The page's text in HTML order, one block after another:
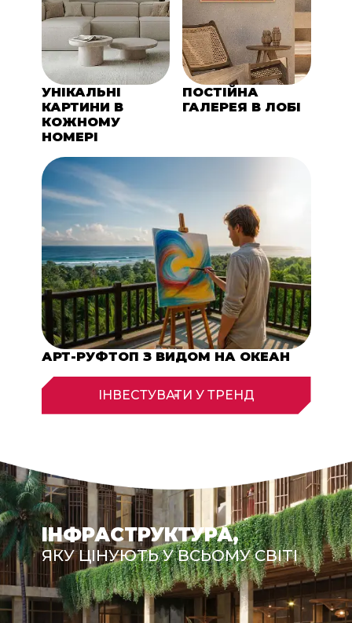
УНІКАЛЬНІ
КАРТИНИ В
КОЖНОМУ
НОМЕРІ
ПОСТІЙНА
ГАЛЕРЕЯ В ЛОБІ
АРТ-РУФТОП З ВИДОМ НА ОКЕАН
ІНВЕСТУВАТИ У ТРЕНД
ІНФРАСТРУКТУРА,
ЯКУ ЦІНУЮТЬ У ВСЬОМУ СВІТІ